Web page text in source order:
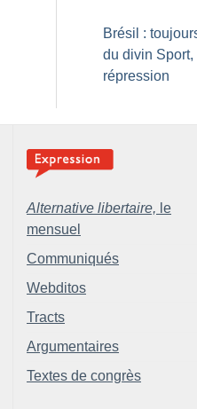
Brésil :
du divin Sport,
répression
Alternative libertaire, le
mensuel
Communiqués
Webditos
Tracts
Argumentaires
Textes de congrès